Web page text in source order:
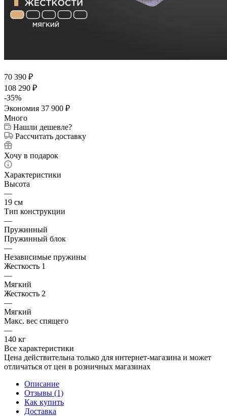
70 390 ₽
108 290 ₽
-35%
Экономия 37 900 ₽
Много
Нашли дешевле?
Рассчитать доставку
Хочу в подарок
Характеристики
Высота
—
19 см
Тип конструкции
—
Пружинный
Пружинный блок
—
Независимые пружины
Жесткость 1
—
Мягкий
Жесткость 2
—
Мягкий
Макс. вес спящего
—
140 кг
Все характеристики
Цена действительна только для интернет-магазина и может
отличаться от цен в розничных магазинах
Описание
Отзывы (1)
Как купить
Доставка